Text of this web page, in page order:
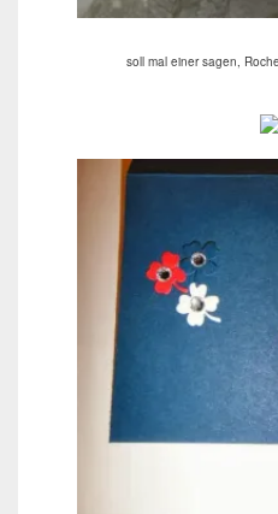
soll mal einer sagen,